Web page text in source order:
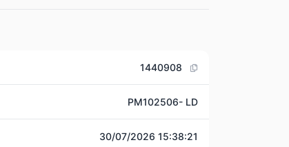
1440908
PM102506- LD
30/07/2026 15:38:21